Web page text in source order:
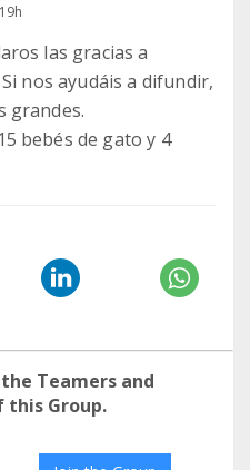
las gracias a
nos ayudáis a difundir,
grandes.
bebés de gato y 4
Teamers and
this Group.